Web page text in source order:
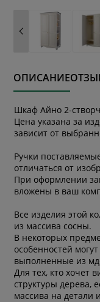
ОПИСАНИЕ
Шкаф Айно 2-
Цена указана за
зависит от
Ручки
отличаться от
При оформлении
вложены в ваш
Все изделия этой
из массива сосны.
В некоторых
особенностей
выполненные из
Для тех, кто хочет
структуры дерева,
массива на детали